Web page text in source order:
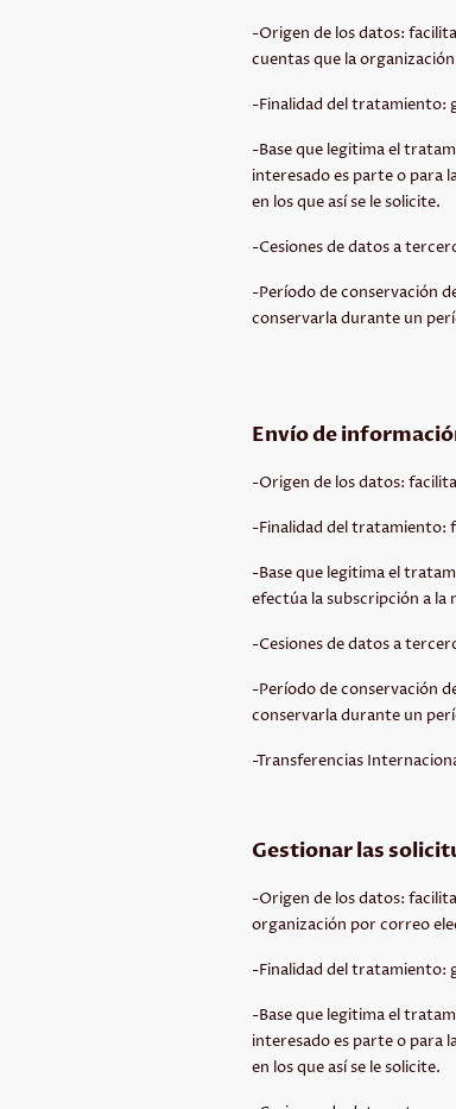
-Origen de los datos:
cuentas que la
-Finalidad del tratamiento:
-Base que legitima el
interesado es parte o para
en los que así se le solicite.
-Cesiones de datos a
-Período de conservación
conservarla durante un
Envío de
-Origen de los datos:
-Finalidad del tratamiento:
-Base que legitima el
efectúa la subscripción a
-Cesiones de datos a
-Período de conservación
conservarla durante un
-Transferencias
Gestionar las
-Origen de los datos:
organización por correo
-Finalidad del tratamiento:
-Base que legitima el
interesado es parte o para
en los que así se le solicite.